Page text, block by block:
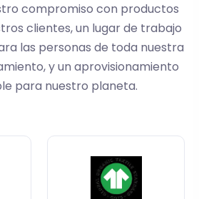
compromiso con productos
clientes, un lugar de trabajo
las personas de toda nuestra
y un aprovisionamiento
para nuestro planeta.